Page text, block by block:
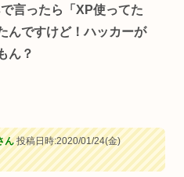
言ったら「XP使ってた
んですけど！ハッカーが
ん？
ん投稿日時:2020/01/24(金)